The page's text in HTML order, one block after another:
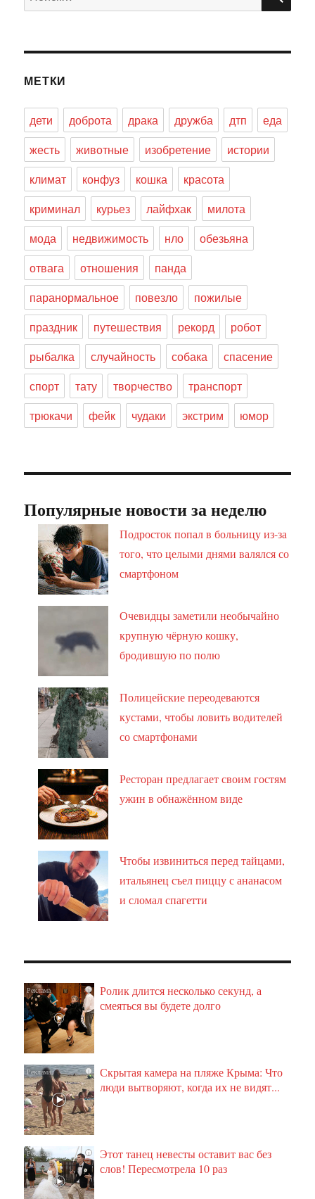
МЕТКИ
дети доброта драка дружба дтп
еда
жесть
животные изобретение
истории
климат
конфуз кошка
красота
криминал
курьез лайфхак
милота
мода
недвижимость нло
обезьяна
отвага
отношения
панда
паранормальное
повезло
пожилые
праздник
путешествия рекорд
робот
рыбалка
случайность собака
спасение
спорт
тату творчество
транспорт
трюкачи
фейк чудаки экстрим юмор
Популярные новости за неделю
Подросток попал в больницу из-за
того, что целыми днями валялся со
смартфоном
Очевидцы заметили необычайно
крупную чёрную кошку,
бродившую по полю
Полицейские переодеваются
кустами, чтобы ловить водителей
со смартфонами
Ресторан предлагает своим гостям
ужин в обнажённом виде
Чтобы извиниться перед тайцами,
итальянец съел пиццу с ананасом
и сломал спагетти
i
Ролик длится несколько секунд, а
смеяться вы будете долго
i
Скрытая камера на пляже Крыма: Что
люди вытворяют, когда их не видят...
i
Этот танец невесты оставит вас без
слов! Пересмотрела 10 раз